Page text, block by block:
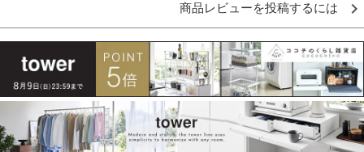
商品レビューを投稿するには